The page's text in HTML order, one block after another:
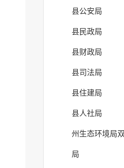
县公安局
县民政局
县财政局
县司法局
县住建局
县人社局
州生态环境局
局